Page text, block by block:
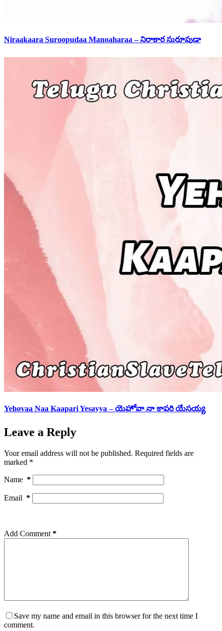
Niraakaara Suroopudaa Manoaharaa – నిరాకార సురూపుడా
Yehovaa Naa Kaapari Yesayya – యెహోవా నా కాపరి యేసయ్య
Leave a Reply
Your email address will not be published. Required fields are
marked *
Name *
Email *
Add Comment *
Save my name and email in this browser for the next time I
comment.